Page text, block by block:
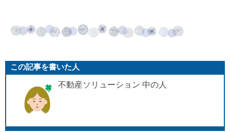
この記事を書いた人
不動産ソリューション 中の人